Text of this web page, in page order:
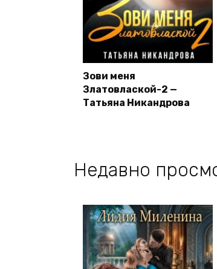
Зови меня
Златовлаской-2 —
Татьяна Никандрова
Недавно